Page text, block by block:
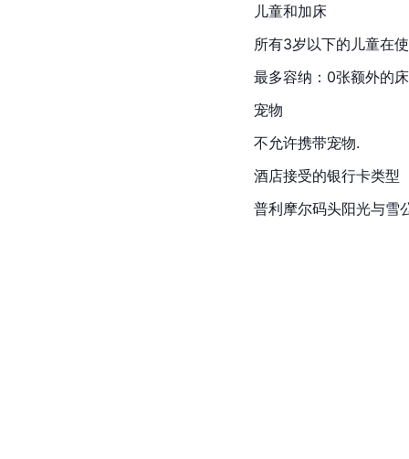
儿童和加床
所有3岁以下的儿童在
最多容纳：0张额外的
宠物
不允许携带宠物.
酒店接受的银行卡类型
普利摩尔码头阳光与雪